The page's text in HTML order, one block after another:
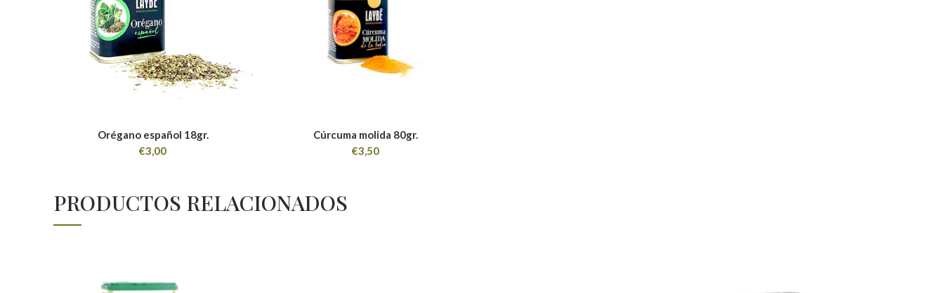
Orégano español 18gr.
€3,00
Cúrcuma molida 80gr.
€3,50
PRODUCTOS RELACIONADOS